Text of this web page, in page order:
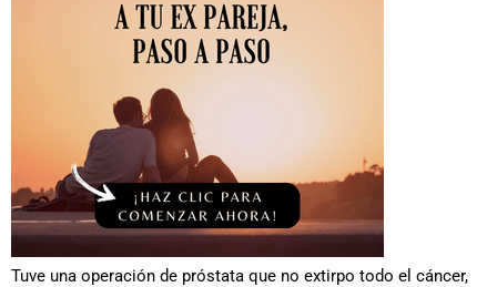
Tuve una operación de próstata que no extirpo todo el cáncer,